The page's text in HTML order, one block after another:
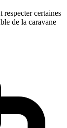
certaines
de la caravane